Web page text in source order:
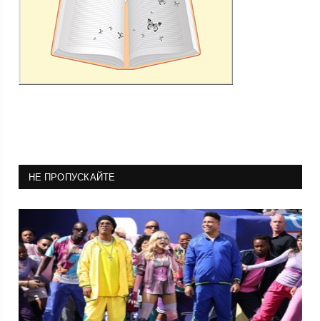
НЕ ПРОПУСКАЙТЕ